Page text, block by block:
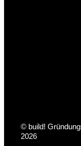
© build!
2026